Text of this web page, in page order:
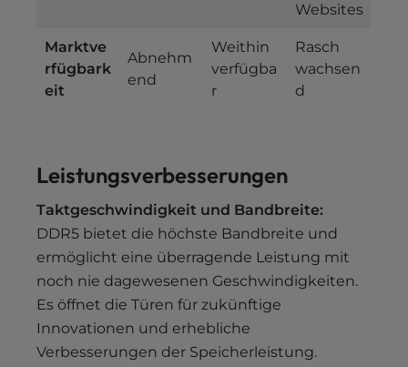
Websites
Marktve
rfügbark
eit
Abnehm
end
Weithin
verfügba
r
Rasch
wachsen
d
Leistungsverbesserungen
Taktgeschwindigkeit und Bandbreite:
DDR5 bietet die höchste Bandbreite und
ermöglicht eine überragende Leistung mit
noch nie dagewesenen Geschwindigkeiten.
Es öffnet die Türen für zukünftige
Innovationen und erhebliche
Verbesserungen der Speicherleistung.